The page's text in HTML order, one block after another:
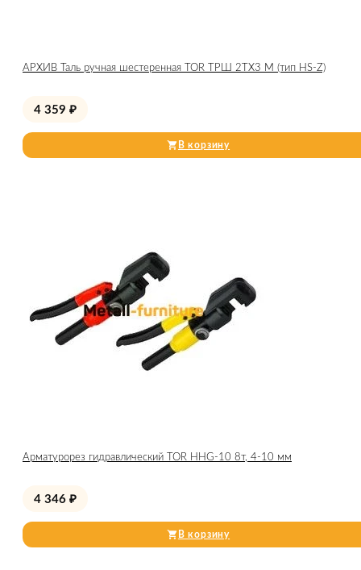
АРХИВ Таль ручная шестеренная TOR ТРШ 2ТХ3 М (тип HS-Z)
4 359 ₽
В корзину
Арматурорез гидравлический TOR HHG-10 8т, 4-10 мм
4 346 ₽
В корзину